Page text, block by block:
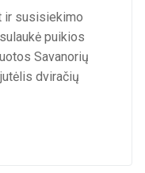
ir susisiekimo
puikios
Savanorių
dviračių